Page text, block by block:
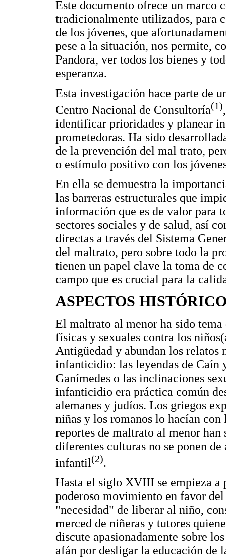
Este documento ofrece un marco
tradicionalmente utilizados, para
de los jóvenes, que
pese a la situación, nos permite,
Pandora, ver todos los bienes y
esperanza.
Esta investigación hace parte de
Centro Nacional de Consultoría(1)
identificar prioridades y planear
prometedoras. Ha sido
de la prevención del mal trato,
o estímulo positivo con los
En ella se demuestra la
las barreras estructurales que
información que es de valor para
sectores sociales y de salud, así
directas a través del Sistema
del maltrato, pero sobre todo la
tienen un papel clave la toma de
campo que es crucial para la
ASPECTOS
El maltrato al menor ha sido
físicas y sexuales contra los
Antigüedad y abundan los relatos
infanticidio: las leyendas de Caín
Ganímedes o las inclinaciones
infanticidio era práctica común
alemanes y judíos. Los griegos
niñas y los romanos lo hacían
reportes de maltrato al menor
diferentes culturas no se ponen
infantil(2).
Hasta el siglo XVIII se empieza a
poderoso movimiento en favor
"necesidad" de liberar al niño,
merced de niñeras y tutores
discute apasionadamente sobre
afán por desligar la educación de